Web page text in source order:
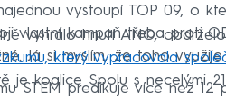
vystoupí TOP 09, o
vlastní kampaň třeba proti
Já si myslím, že toho
vyhrálo hnutí ANO,
který vypracovala
je koalice Spolu s necelými
STEM predikuje více než 12